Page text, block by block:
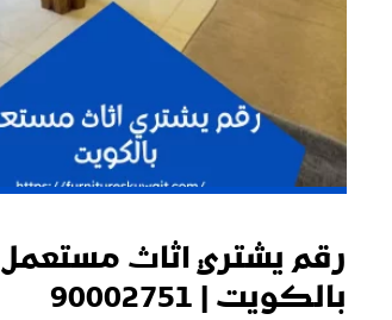
رقم يشتري اثاث مستعمل
بالكويت | 90002751